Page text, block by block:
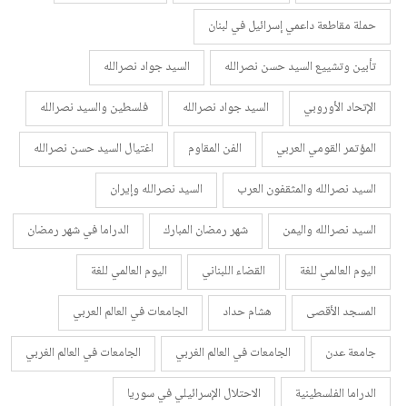
حملة مقاطعة داعمي إسرائيل في لبنان
تأبين وتشييع السيد حسن نصرالله
السيد جواد نصرالله
الإتحاد الأوروبي
السيد جواد نصرالله
فلسطين والسيد نصرالله
المؤتمر القومي العربي
الفن المقاوم
اغتيال السيد حسن نصرالله
السيد نصرالله والمثقفون العرب
السيد نصرالله وإيران
السيد نصرالله واليمن
شهر رمضان المبارك
الدراما في شهر رمضان
اليوم العالمي للغة
القضاء اللبناني
اليوم العالمي للغة
المسجد الأقصى
هشام حداد
الجامعات في العالم العربي
جامعة عدن
الجامعات في العالم الغربي
الجامعات في العالم الغربي
الدراما الفلسطينية
الاحتلال الإسرائيلي في سوريا